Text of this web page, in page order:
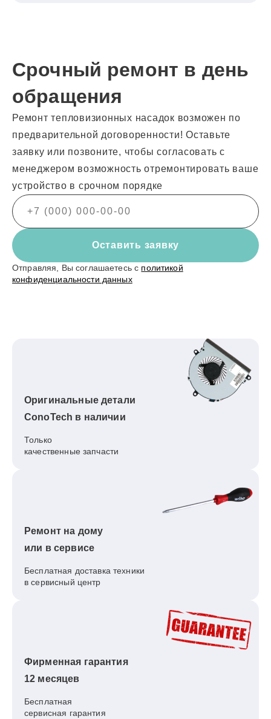
Срочный ремонт в день
обращения
Ремонт тепловизионных насадок возможен по
предварительной договоренности! Оставьте
заявку или позвоните, чтобы согласовать с
менеджером возможность отремонтировать ваше
устройство в срочном порядке
Оставить заявку
Отправляя, Вы соглашаетесь с политикой
конфиденциальности данных
Оригинальные детали
ConoTech в наличии
Только
качественные запчасти
Ремонт на дому
или в сервисе
Бесплатная доставка техники
в сервисный центр
Фирменная гарантия
12 месяцев
Бесплатная
сервисная гарантия